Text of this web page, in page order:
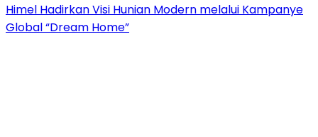
Himel Hadirkan Visi Hunian Modern melalui Kampanye
Global “Dream Home”